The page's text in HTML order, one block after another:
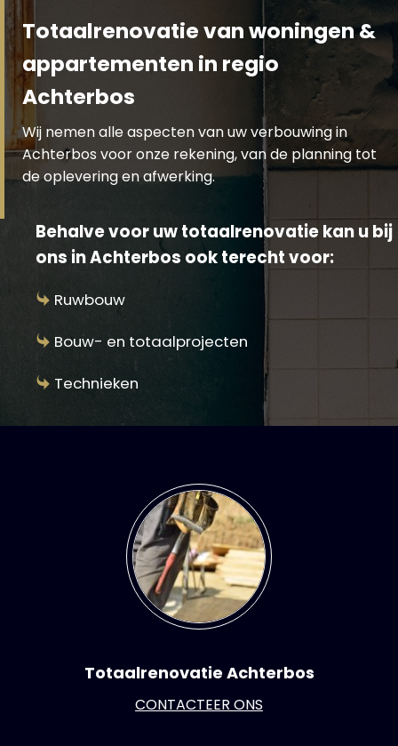
Totaalrenovatie van woningen &
appartementen in regio
Achterbos
Wij nemen alle aspecten van uw verbouwing in
Achterbos voor onze rekening, van de planning tot
de oplevering en afwerking.
Behalve voor uw totaalrenovatie kan u bij
ons in Achterbos ook terecht voor:
Ruwbouw
Bouw- en totaalprojecten
Technieken
Totaalrenovatie Achterbos
CONTACTEER ONS